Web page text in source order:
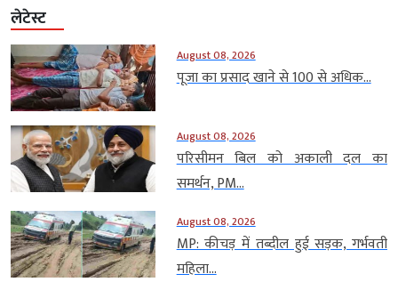
लेटेस्ट
August 08, 2026
पूजा का प्रसाद खाने से 100 से अधिक...
August 08, 2026
परिसीमन बिल को अकाली दल का
समर्थन, PM...
August 08, 2026
MP: कीचड़ में तब्दील हुई सड़क, गर्भवती
महिला...